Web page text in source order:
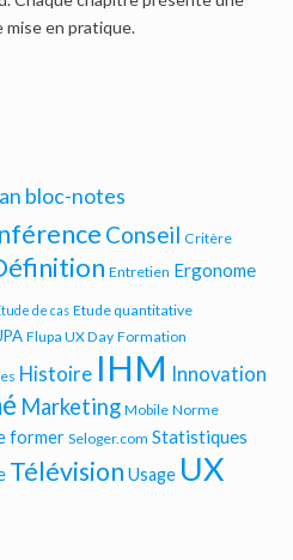
en pratique.
bloc-notes
Conseil Critère
Entretien Ergonome
de cas Etude quantitative
Flupa UX Day Formation
Histoire IHM Innovation
Marketing Mobile Norme
formerSeloger.com Statistiques
Télévision Usage UX